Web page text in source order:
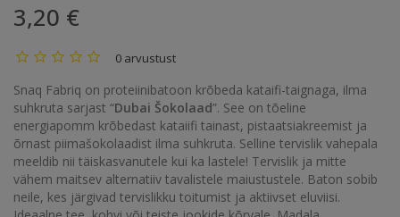
3,20 €
0 arvustust
Snaq Fabriq on proteiinibatoon krõbeda kataifi-taignaga, ilma
suhkruta sarjast “Dubai Šokolaad”. See on tõeline
energiapomm krõbedast kataiifi tainast, pistaatsiakreemist ja
õrnast piimašokolaadist ilma suhkruta. Selline tervislik vahepala
meeldib nii täiskasvanutele kui ka lastele! Tervislik ja mitte
vähem maitsev alternatiiv tavalistele maiustustele. Baton sobib
neile, kes järgivad tervislikku toitumist ja aktiivset eluviisi.